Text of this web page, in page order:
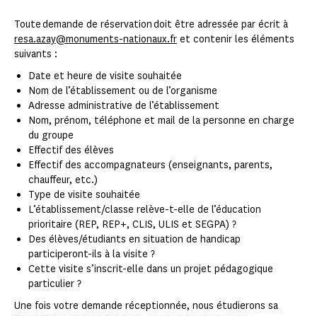
Toute demande de réservation doit être adressée par écrit à
resa.azay@monuments-nationaux.fr et contenir les éléments
suivants :
Date et heure de visite souhaitée
Nom de l’établissement ou de l’organisme
Adresse administrative de l’établissement
Nom, prénom, téléphone et mail de la personne en charge
du groupe
Effectif des élèves
Effectif des accompagnateurs (enseignants, parents,
chauffeur, etc.)
Type de visite souhaitée
L’établissement/classe relève-t-elle de l’éducation
prioritaire (REP, REP+, CLIS, ULIS et SEGPA) ?
Des élèves/étudiants en situation de handicap
participeront-ils à la visite ?
Cette visite s’inscrit-elle dans un projet pédagogique
particulier ?
Une fois votre demande réceptionnée, nous étudierons sa